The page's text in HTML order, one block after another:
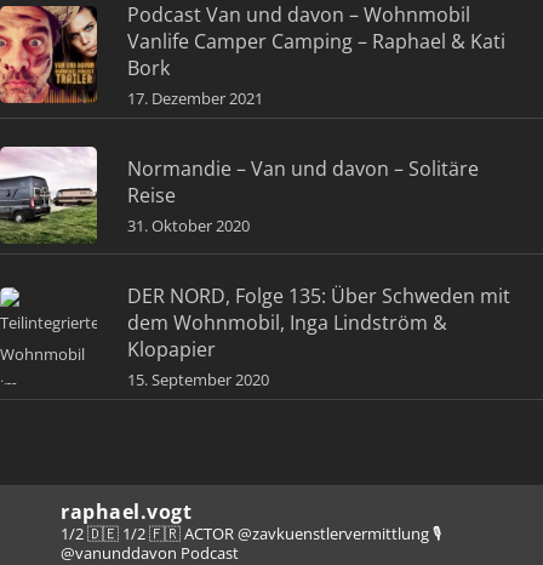
Podcast Van und davon – Wohnmobil
Vanlife Camper Camping – Raphael & Kati
Bork
17. Dezember 2021
Normandie – Van und davon – Solitäre
Reise
31. Oktober 2020
DER NORD, Folge 135: Über Schweden mit
dem Wohnmobil, Inga Lindström &
Klopapier
15. September 2020
raphael.vogt
1/2 🇩🇪 1/2 🇫🇷 ACTOR @zavkuenstlervermittlung🎙️
@vanunddavon Podcast